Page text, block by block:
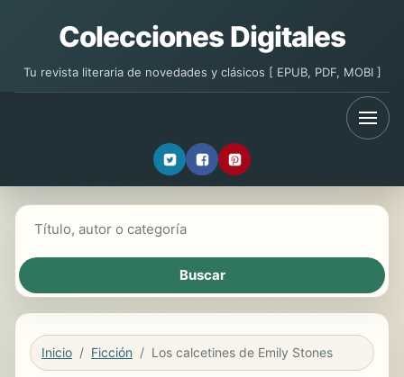
Colecciones Digitales
Tu revista literaria de novedades y clásicos [ EPUB, PDF, MOBI ]
Inicio Ficción Los calcetines de Emily Stones